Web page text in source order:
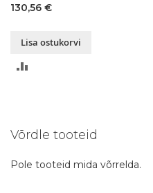
130,56 €
Lisa ostukorvi
Võrdle tooteid
Pole tooteid mida võrrelda.